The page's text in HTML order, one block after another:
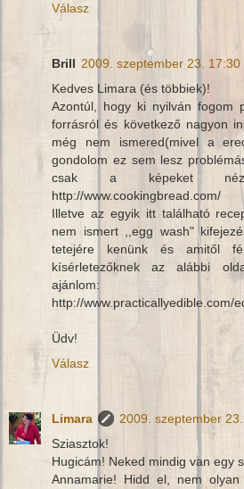
Válasz
Brill 2009. szeptember 23. 17:30
Kedves Limara (és többiek)!
Azontúl, hogy ki nyilván fogom
forrásról és következő nagyon
még nem ismered(mivel a
gondolom ez sem lesz
csak a képeket
http://www.cookingbread.com/
Illetve az egyik itt található
nem ismert ,,egg wash"
tetejére kenünk és amitől
kísérletezőknek az alábbi
ajánlom:
http://www.practicallyedible.com/
Üdv!
Válasz
Limara
2009. szeptember
Sziasztok!
Hugicám! Neked mindig van egy
Annamarie! Hidd el, nem